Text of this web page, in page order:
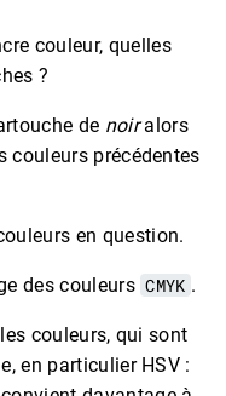
couleur, quelles
?
de noiralors
couleurs précédentes
en question.
des couleurs CMYK .
couleurs, qui sont
en particulier HSV :